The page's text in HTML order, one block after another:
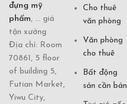
đựng mỹ
phẩm, ... giá
tận xưởng
Địa chỉ: Room
70861, 5 floor
of building 5,
Futian Market,
Yiwu City,
Cho thuê
văn phòng
Văn phòng
cho thuê
Bất động
sản cần bán